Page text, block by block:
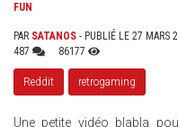
FUN
PAR SATANOS - PUBLIÉ LE 27 MARS
487
86177
Reddit retrogaming
Une petite vidéo blabla